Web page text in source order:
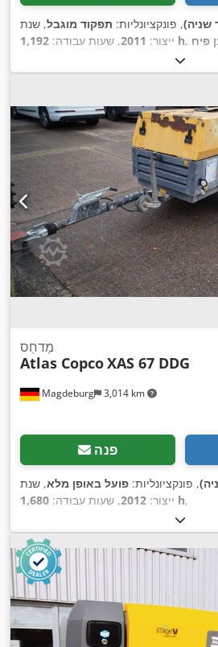
שניה), פונקציונליות: תפקוד מוגבל, שנת
ייצור: 2011, שעות עבודה: 1,192 h פיח
Magdeburg 3,014 km
מַדחֵס
Atlas CopcoXAS 67 DDG
פנה
, פונקציונליות: פועל באופן מלא, שנת
ייצור: 2012, שעות עבודה: 1,680 h,